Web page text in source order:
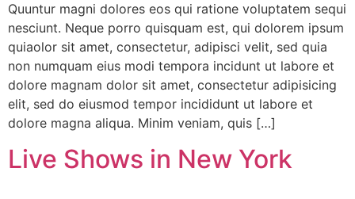
Quuntur magni dolores eos qui ratione voluptatem sequi
nesciunt. Neque porro quisquam est, qui dolorem ipsum
quiaolor sit amet, consectetur, adipisci velit, sed quia
non numquam eius modi tempora incidunt ut labore et
dolore magnam dolor sit amet, consectetur adipisicing
elit, sed do eiusmod tempor incididunt ut labore et
dolore magna aliqua. Minim veniam, quis […]
Live Shows in New York